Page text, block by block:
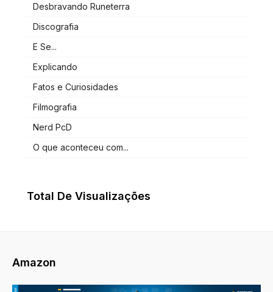
Desbravando Runeterra
Discografia
E Se...
Explicando
Fatos e Curiosidades
Filmografia
Nerd PcD
O que aconteceu com...
Total De Visualizações
Amazon